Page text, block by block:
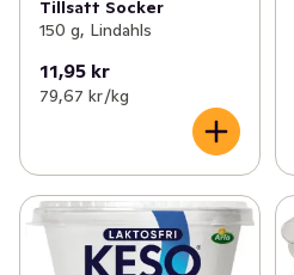
Tillsatt Socker
150 g, Lindahls
11,95 kr
79,67 kr /kg